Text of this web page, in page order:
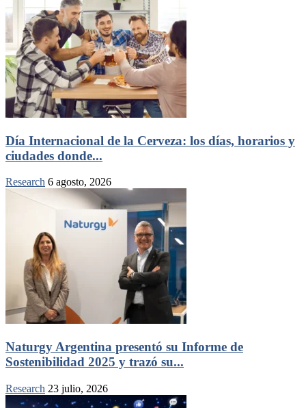
Día Internacional de la Cerveza: los días, horarios y
ciudades donde...
Research 6 agosto, 2026
Naturgy Argentina presentó su Informe de
Sostenibilidad 2025 y trazó su...
Research 23 julio, 2026